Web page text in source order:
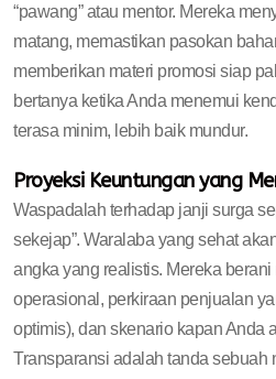
“pawang” atau mentor. Mereka
matang, memastikan pasokan
memberikan materi promosi siap
bertanya ketika Anda menemui
terasa minim, lebih baik mundur.
Proyeksi Keuntungan yang
Waspadalah terhadap janji surga
sekejap”. Waralaba yang sehat
angka yang realistis. Mereka
operasional, perkiraan penjualan
optimis), dan skenario kapan Anda
Transparansi adalah tanda sebuah